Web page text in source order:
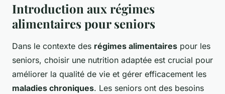
Introduction aux régimes
alimentaires pour seniors
Dans le contexte des régimes alimentaires pour les
seniors, choisir une nutrition adaptée est crucial pour
améliorer la qualité de vie et gérer efficacement les
maladies chroniques. Les seniors ont des besoins